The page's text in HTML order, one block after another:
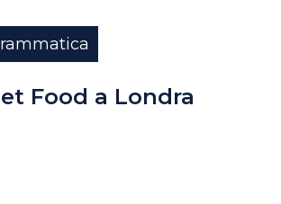
Food a Londra